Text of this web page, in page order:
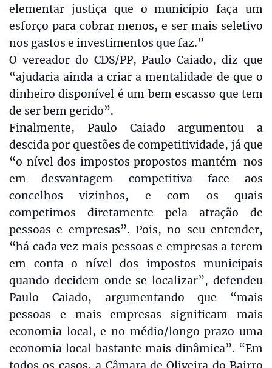
elementar justiça que o município faça um
esforço para cobrar menos, e ser mais seletivo
nos gastos e investimentos que faz.”
O vereador do CDS/PP, Paulo Caiado, diz que
“ajudaria ainda a criar a mentalidade de que o
dinheiro disponível é um bem escasso que tem
de ser bem gerido”.
Finalmente, Paulo Caiado argumentou a
descida por questões de competitividade, já que
“o nível dos impostos propostos mantém-nos
em desvantagem competitiva face aos
concelhos vizinhos, e com os quais
competimos diretamente pela atração de
pessoas e empresas”. Pois, no seu entender,
“há cada vez mais pessoas e empresas a terem
em conta o nível dos impostos municipais
quando decidem onde se localizar”, defendeu
Paulo Caiado, argumentando que “mais
pessoas e mais empresas significam mais
economia local, e no médio/longo prazo uma
economia local bastante mais dinâmica”. “Em